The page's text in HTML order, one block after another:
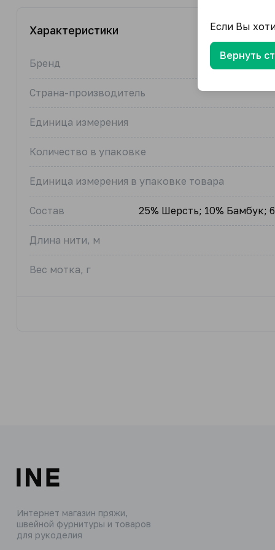
Характеристики
Бренд
Страна-производитель
Единица измерения
Количество в упаковке
Единица измерения в упаковке товара
Состав 25% Шерсть; 10% Бамбук;
Длина нити, м
Вес мотка, г
Интернет магазин пряжи,
швейной фурнитуры и товаров
для рукоделия
Если Вы
Вернуть